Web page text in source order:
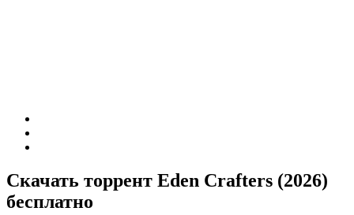
Скачать торрент Eden Crafters (2026)
бесплатно